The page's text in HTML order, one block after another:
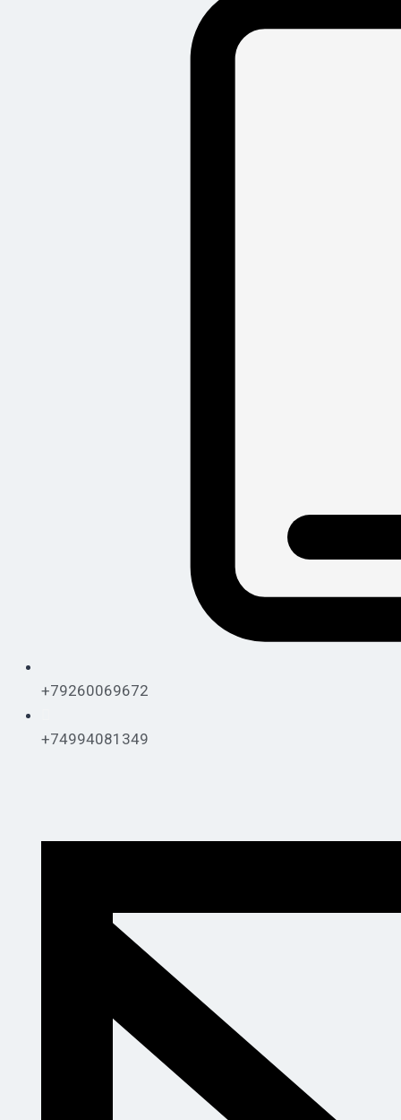
+79260069672
+74994081349